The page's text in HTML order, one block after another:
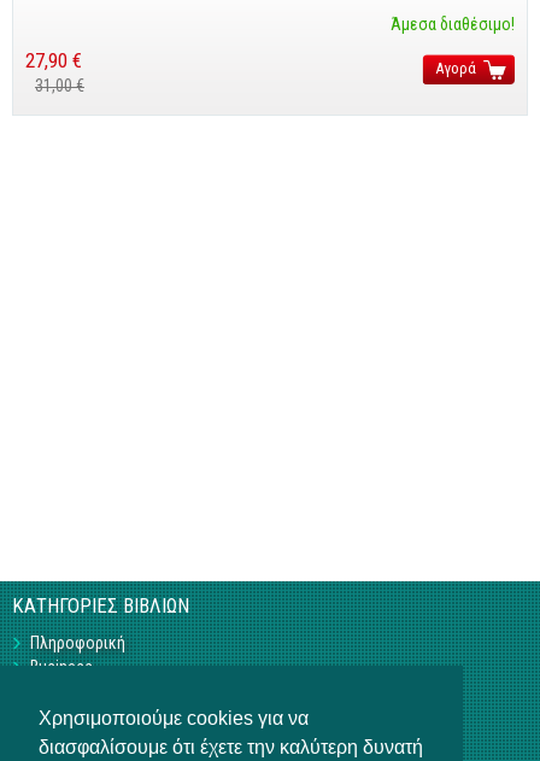
Χρησιμοποιούμε cookies για να
διασφαλίσουμε ότι έχετε την καλύτερη δυνατή
Άμεσα διαθέσιμο!
27,90 €
31,00 €
Αγορά
ΚΑΤΗΓΟΡΙΕΣ ΒΙΒΛΙΩΝ
Πληροφορική
Business
Γεωπονικά
Υπό Έκδοση